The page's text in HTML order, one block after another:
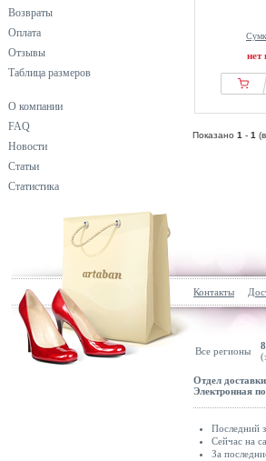
Возвраты
Оплата
Отзывы
Таблица размеров
О компании
FAQ
Новости
Статьи
Статистика
нет
Показано 1 - 1
Контакты
Все регионы
Отдел
Электронная
Последний
Сейчас на
За